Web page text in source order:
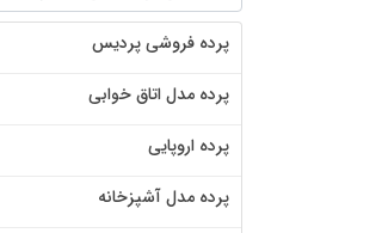
پرده فروشی پردیس
پرده مدل اتاق خوابی
پرده اروپایی
پرده مدل آشپزخانه